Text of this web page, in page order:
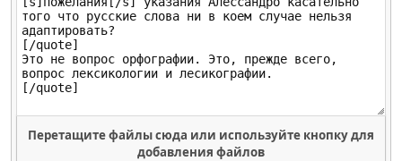
Перетащите файлы сюда или используйте кнопку для
добавления файлов